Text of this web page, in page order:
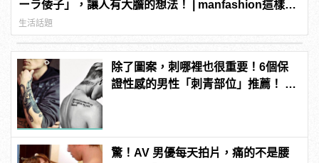
ーラ倭子」，讓人有大膽的想法！ | manfashion這樣變
型男
生活話題
除了圖案，刺哪裡也很重要！6個保
證性感的男性「刺青部位」推薦！ |
驚！AV 男優每天拍片，痛的不是腰